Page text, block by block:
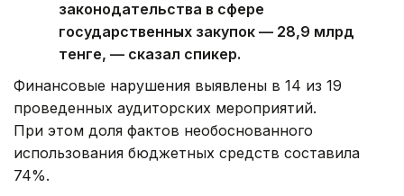
законодательства в сфере
государственных закупок — 28,9 млрд
тенге, — сказал спикер.
Финансовые нарушения выявлены в 14 из 19
проведенных аудиторских мероприятий.
При этом доля фактов необоснованного
использования бюджетных средств составила
74%.